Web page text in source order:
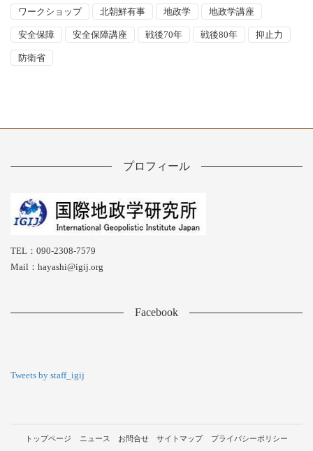
ワークショップ 北朝鮮有事 地政学 地政学講座
安全保障 安全保障講座 戦後70年 戦後80年 抑止力
防衛省
プロフィール
TEL：090-2308-7579
Mail：hayashi@igij.org
Facebook
Tweets by staff_igij
トップページ ニュース お問合せ サイトマップ プライバシーポリシー